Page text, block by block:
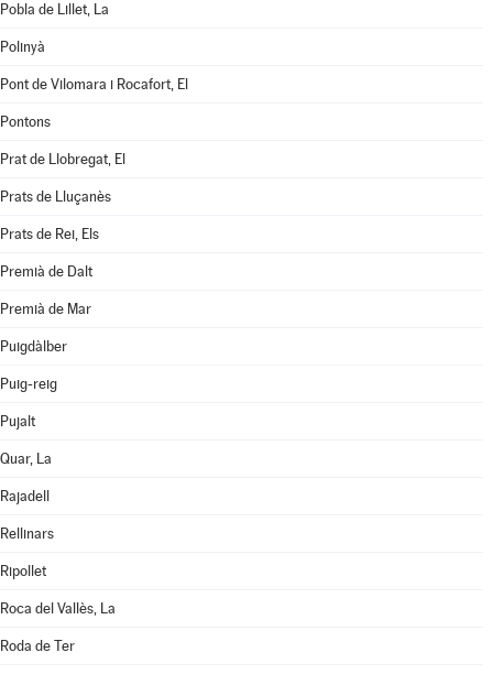
Pobla de Lillet, La
Polinyà
Pont de Vilomara i Rocafort, El
Pontons
Prat de Llobregat, El
Prats de Lluçanès
Prats de Rei, Els
Premià de Dalt
Premià de Mar
Puigdàlber
Puig-reig
Pujalt
Quar, La
Rajadell
Rellinars
Ripollet
Roca del Vallès, La
Roda de Ter